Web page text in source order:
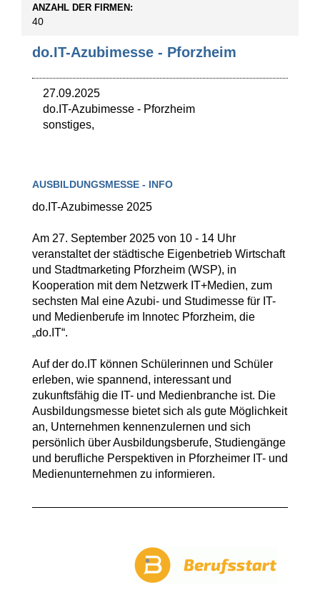
ANZAHL DER FIRMEN:
40
do.IT-Azubimesse - Pforzheim
27.09.2025
do.IT-Azubimesse - Pforzheim
sonstiges,
AUSBILDUNGSMESSE - INFO
do.IT-Azubimesse 2025
Am 27. September 2025 von 10 - 14 Uhr
veranstaltet der städtische Eigenbetrieb Wirtschaft
und Stadtmarketing Pforzheim (WSP), in
Kooperation mit dem Netzwerk IT+Medien, zum
sechsten Mal eine Azubi- und Studimesse für IT-
und Medienberufe im Innotec Pforzheim, die
„do.IT“.
Auf der do.IT können Schülerinnen und Schüler
erleben, wie spannend, interessant und
zukunftsfähig die IT- und Medienbranche ist. Die
Ausbildungsmesse bietet sich als gute Möglichkeit
an, Unternehmen kennenzulernen und sich
persönlich über Ausbildungsberufe, Studiengänge
und berufliche Perspektiven in Pforzheimer IT- und
Medienunternehmen zu informieren.